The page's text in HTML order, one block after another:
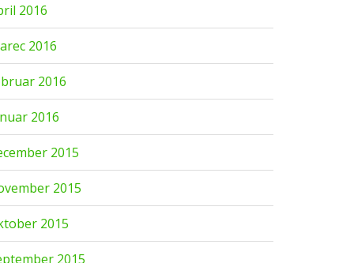
2016
2016
2016
2016
2015
2015
2015
2015